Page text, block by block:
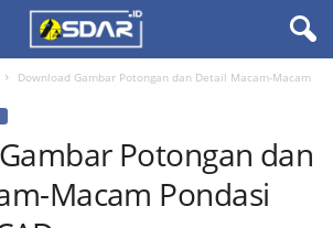
Download Gambar Potongan dan Detail Macam-Macam
Potongan dan
Macam Pondasi